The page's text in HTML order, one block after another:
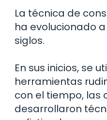
La técnica de
ha evolucionado
siglos.
En sus inicios, se
herramientas
con el tiempo, las
desarrollaron